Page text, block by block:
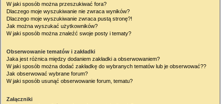
W jaki sposób można przeszukiwać fora?
Dlaczego moje wyszukiwanie nie zwraca wyników?
Dlaczego moje wyszukiwanie zwraca pustą stronę?!
Jak można wyszukać użytkowników?
W jaki sposób można znaleźć swoje posty i tematy?
Obserwowanie tematów i zakładki
Jaka jest różnica między dodaniem zakładki a obserwowaniem?
W jaki sposób można dodać zakładkę do wybranych tematów lub je obserwować??
Jak obserwować wybrane forum?
W jaki sposób usunąć obserwowanie forum, tematu?
Załączniki